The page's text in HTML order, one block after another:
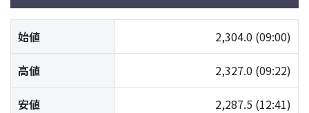
始値 2,304.0 (09:00)
高値 2,327.0 (09:22)
安値 2,287.5 (12:41)